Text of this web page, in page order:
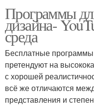
Программы
дизайна-
среда
Бесплатные
претендуют на
с хорошей
всё же отличаются
представления и